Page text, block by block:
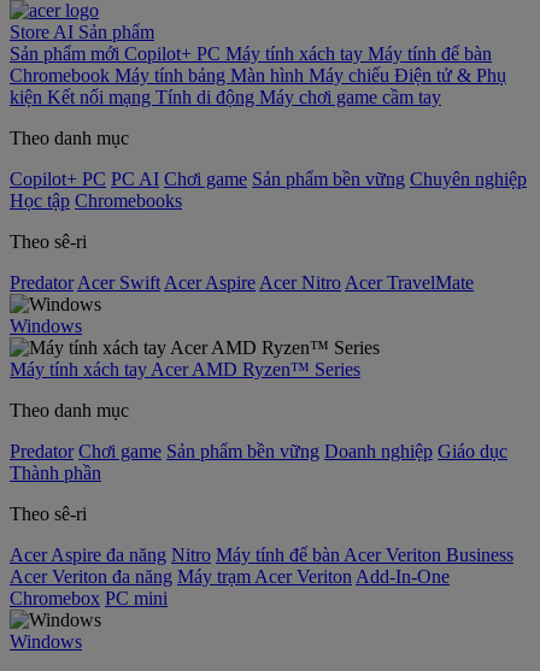
Store AI Sản phẩm
Sản phẩm mới Copilot+ PC Máy tính xách tay Máy tính để bàn
Chromebook Máy tính bảng Màn hình Máy chiếu Điện tử & Phụ
kiện Kết nối mạng Tính di động Máy chơi game cầm tay
Theo danh mục
Copilot+ PC PC AI Chơi game Sản phẩm bền vững Chuyên nghiệp
Học tập Chromebooks
Theo sê-ri
Predator Acer Swift Acer Aspire Acer Nitro Acer TravelMate
Windows
Máy tính xách tay Acer AMD Ryzen™ Series
Theo danh mục
Predator Chơi game Sản phẩm bền vững Doanh nghiệp Giáo dục
Thành phần
Theo sê-ri
Acer Aspire đa năng Nitro Máy tính để bàn Acer Veriton Business
Acer Veriton đa năng Máy trạm Acer Veriton Add-In-One
Chromebox PC mini
Windows